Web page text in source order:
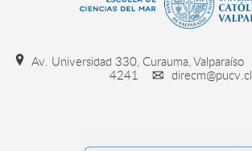
Av. Universidad 330, Curauma, Valparaíso
4241
direcm@pucv.cl